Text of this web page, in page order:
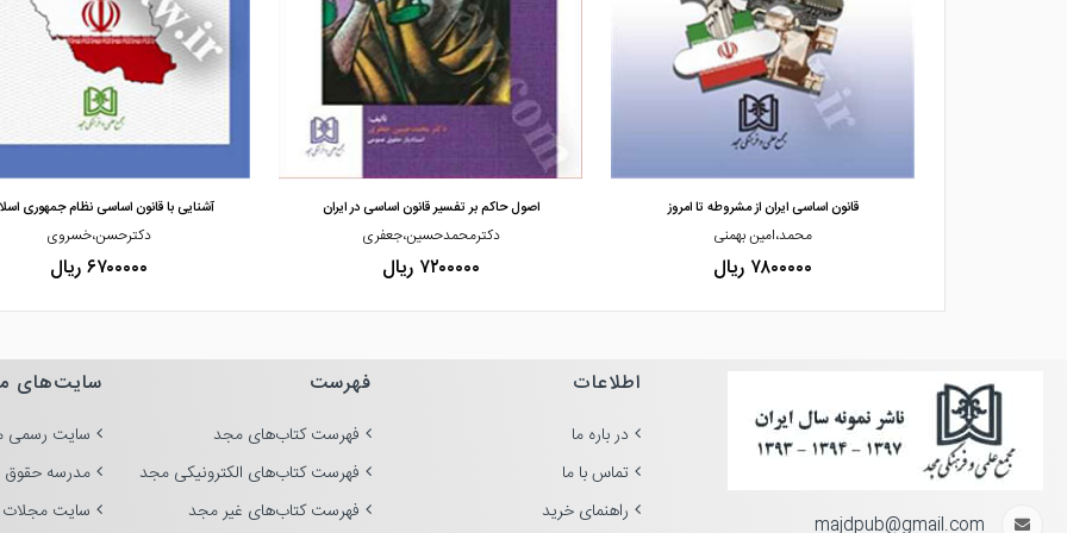
مشاهده و خرید
قانون اساسی ایران از مشروطه تا امروز
محمد،امین بهمنی
۷۸۰۰۰۰۰ ریال
اصول حاکم بر تفسیر قانون اساسی در ایران
دکترمحمدحسین،جعفری
۷۲۰۰۰۰۰ ریال
آشنایی با قانون اساسی نظام جمهوری
دکترحسن،خسروی
۶۷۰۰۰۰۰ ریال
majdpub@gmail.com
اطلاعات
در باره ما
تماس با ما
راهنمای خرید
فهرست
فهرست کتاب‌های مجد
فهرست کتاب‌های الکترونیکی مجد
فهرست کتاب‌های غیر مجد
سایت‌های
سایت رسمی
مدرسه
سایت